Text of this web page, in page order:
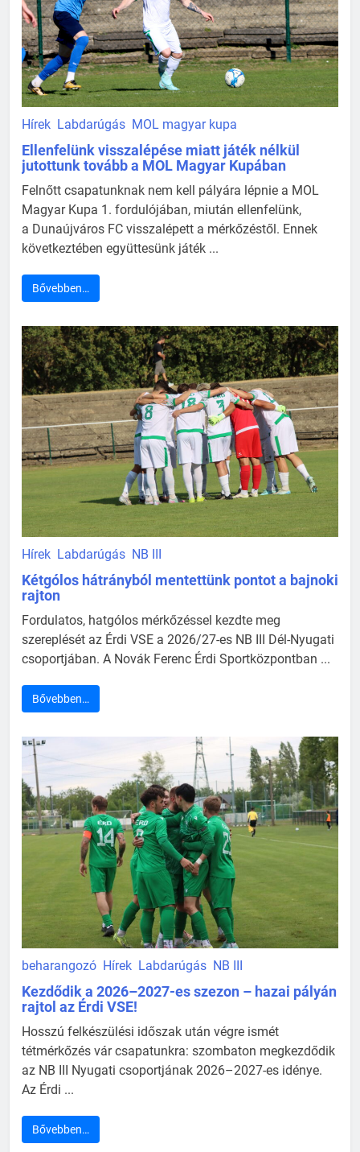
Hírek Labdarúgás MOL magyar kupa
Ellenfelünk visszalépése miatt játék nélkül
jutottunk tovább a MOL Magyar Kupában
Felnőtt csapatunknak nem kell pályára lépnie a MOL
Magyar Kupa 1. fordulójában, miután ellenfelünk,
a Dunaújváros FC visszalépett a mérkőzéstől. Ennek
következtében együttesünk játék ...
Bővebben…
Hírek Labdarúgás NB III
Kétgólos hátrányból mentettünk pontot a bajnoki
rajton
Fordulatos, hatgólos mérkőzéssel kezdte meg
szereplését az Érdi VSE a 2026/27-es NB III Dél-Nyugati
csoportjában. A Novák Ferenc Érdi Sportközpontban ...
Bővebben…
beharangozó Hírek Labdarúgás NB III
Kezdődik a 2026–2027-es szezon – hazai pályán
rajtol az Érdi VSE!
Hosszú felkészülési időszak után végre ismét
tétmérkőzés vár csapatunkra: szombaton megkezdődik
az NB III Nyugati csoportjának 2026–2027-es idénye.
Az Érdi ...
Bővebben…